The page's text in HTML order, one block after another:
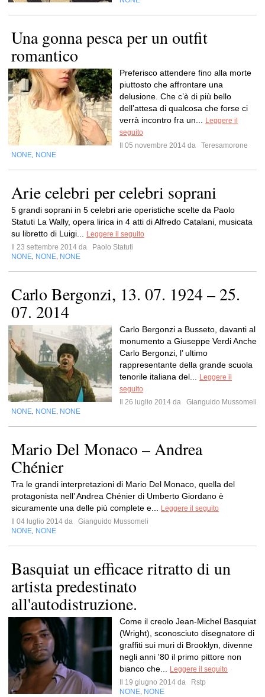
Una gonna pesca per un outfit
romantico
Preferisco attendere fino alla morte
piuttosto che affrontare una
delusione. Che c’è di più bello
dell’attesa di qualcosa che forse ci
verrà incontro fra un...
Leggere il
seguito
Il 05 novembre 2014 da
Teresamorone
NONE NONE
Arie celebri per celebri soprani
5 grandi soprani in 5 celebri arie operistiche scelte da Paolo
Statuti La Wally, opera lirica in 4 atti di Alfredo Catalani, musicata
su libretto di Luigi...
Leggere il seguito
Il 23 settembre 2014 da
Paolo Statuti
NONE NONE NONE
Carlo Bergonzi, 13. 07. 1924 – 25.
07. 2014
Carlo Bergonzi a Busseto, davanti al
monumento a Giuseppe Verdi Anche
Carlo Bergonzi, l’ ultimo
rappresentante della grande scuola
tenorile italiana del...
Leggere il
seguito
Il 26 luglio 2014 da
Gianguido Mussomeli
NONE NONE NONE
Mario Del Monaco – Andrea
Chénier
Tra le grandi interpretazioni di Mario Del Monaco, quella del
protagonista nell’ Andrea Chénier di Umberto Giordano è
sicuramente una delle più complete e...
Leggere il seguito
Il 04 luglio 2014 da
Gianguido Mussomeli
NONE NONE
Basquiat un efficace ritratto di un
artista predestinato
all'autodistruzione.
Come il creolo Jean-Michel Basquiat
(Wright), sconosciuto disegnatore di
graffiti sui muri di Brooklyn, divenne
negli anni '80 il primo pittore non
bianco che...
Leggere il seguito
Il 19 giugno 2014 da
Rstp
NONE NONE